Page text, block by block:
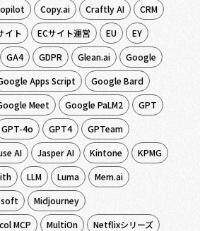
Copy.ai Craftly AI
CRM
イト ECサイト運営 EU
EY
GA4 GDPR Glean.ai
Google
Apps Script
Google Bard
Meet Google PaLM2
GPT
GPT-4o GPT4
GPTeam
AI Jasper AI Kintone
KPMG
LLM Luma
Mem.ai
Midjourney
MCP
MultiOn
Netflixシリーズ